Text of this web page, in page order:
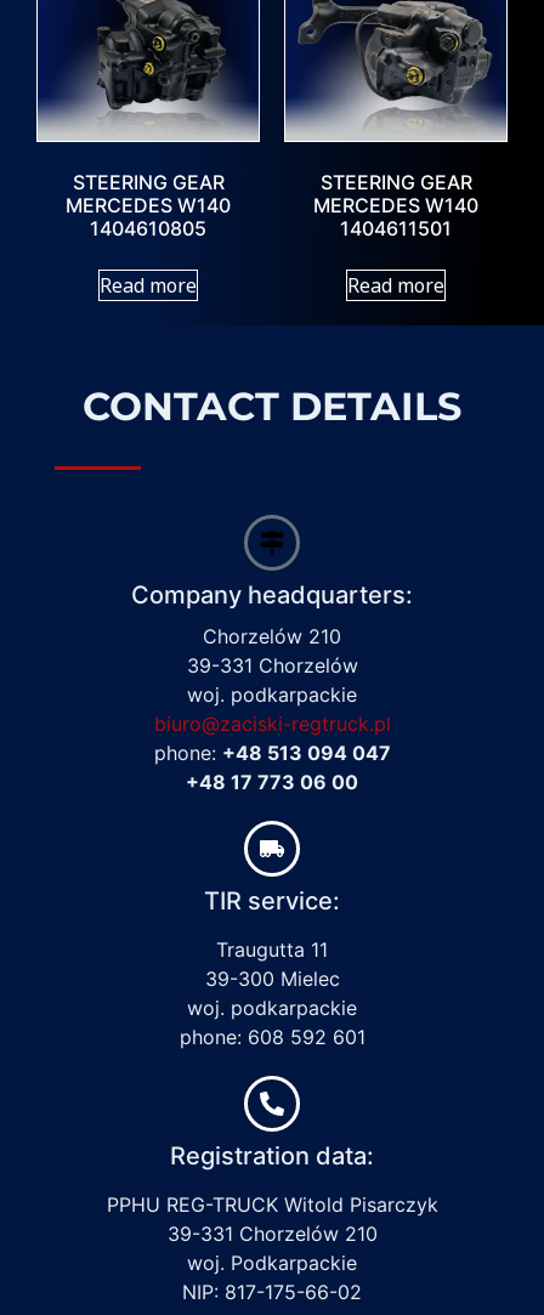
STEERING GEAR
MERCEDES W140
1404610805
Read more
STEERING GEAR
MERCEDES W140
1404611501
Read more
CONTACT DETAILS
Company headquarters:
Chorzelów 210
39-331 Chorzelów
woj. podkarpackie
biuro@zaciski-regtruck.pl
phone: +48 513 094 047
+48 17 773 06 00
TIR service:
Traugutta 11
39-300 Mielec
woj. podkarpackie
phone: 608 592 601
Registration data:
PPHU REG-TRUCK Witold Pisarczyk
39-331 Chorzelów 210
woj. Podkarpackie
NIP: 817-175-66-02